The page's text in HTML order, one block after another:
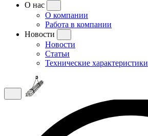
О нас
О компании
Работа в компании
Новости
Новости
Статьи
Технические характеристики